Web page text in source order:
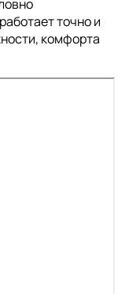
точно и
комфорта